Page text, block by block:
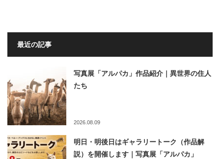
最近の記事
写真展「アルパカ」作品紹介｜異世界の住人
たち
2026.08.09
明日・明後日はギャラリートーク（作品解
説）を開催します｜写真展「アルパカ」